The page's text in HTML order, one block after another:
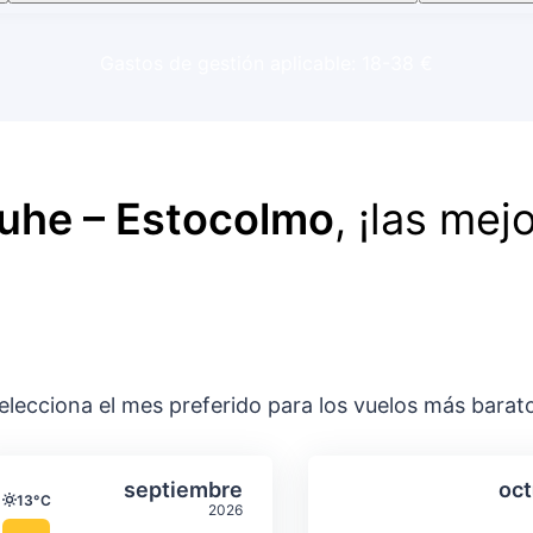
– Estocolmo, ¡las
el mes preferido para los vuelos más
media mensual
septiembre
2026
Temperatura y precipitación media
Temperatura
13°C
Seleccionar septiembreTemperatura